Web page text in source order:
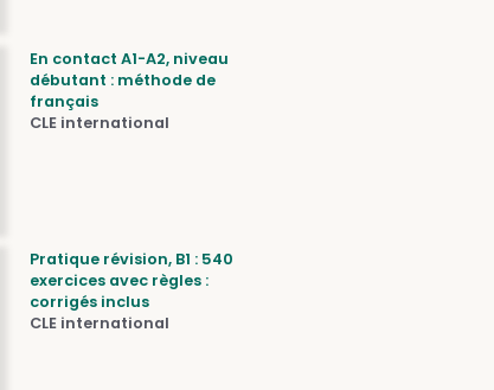
En contact A1-A2, niveau
débutant : méthode de
français
CLE international
Pratique révision, B1 : 540
exercices avec règles :
corrigés inclus
CLE international